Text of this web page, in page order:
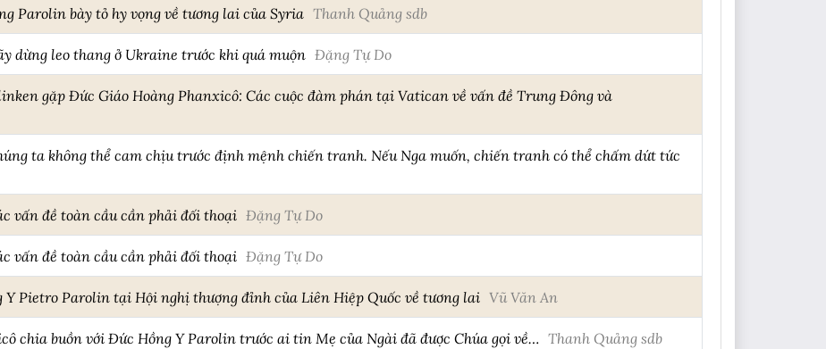
Parolin bày tỏ hy vọng về tương lai của Syria Thanh Quảng sdb
dừng leo thang ở Ukraine trước khi quá muộn Đặng Tự Do
gặp Đức Giáo Hoàng Phanxicô: Các cuộc đàm phán tại Vatican về vấn đề Trung Đông và
ta không thể cam chịu trước định mệnh chiến tranh. Nếu Nga muốn, chiến tranh có thể chấm dứt tức
vấn đề toàn cầu cần phải đối thoại Đặng Tự Do
vấn đề toàn cầu cần phải đối thoại Đặng Tự Do
Y Pietro Parolin tại Hội nghị thượng đỉnh của Liên Hiệp Quốc về tương lai Vũ Văn An
chia buồn với Đức Hồng Y Parolin trước ai tin Mẹ của Ngài đã được Chúa gọi về… Thanh Quảng sdb